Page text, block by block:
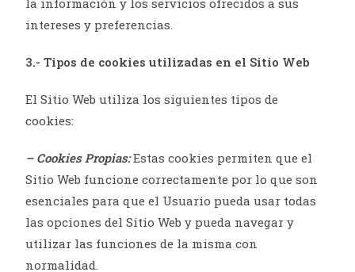
la información y los servicios ofrecidos a sus
intereses y preferencias.
3.- Tipos de cookies utilizadas en el Sitio Web
El Sitio Web utiliza los siguientes tipos de
cookies:
– Cookies Propias:Estas cookies permiten que el
Sitio Web funcione correctamente por lo que son
esenciales para que el Usuario pueda usar todas
las opciones del Sitio Web y pueda navegar y
utilizar las funciones de la misma con
normalidad.